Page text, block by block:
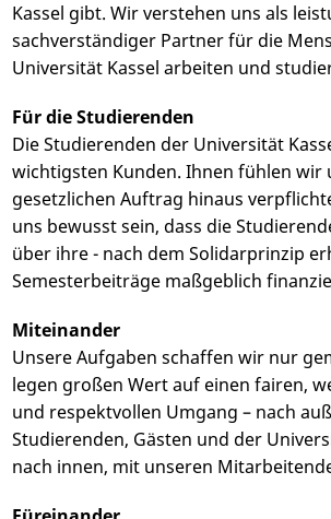
Kassel gibt. Wir verstehen uns als
sachverständiger Partner für die
Universität Kassel arbeiten und
Für die Studierenden
Die Studierenden der Universität
wichtigsten Kunden. Ihnen fühlen wir
gesetzlichen Auftrag hinaus
uns bewusst sein, dass die
über ihre - nach dem Solidarprinzip
Semesterbeiträge maßgeblich
Miteinander
Unsere Aufgaben schaffen wir nur
legen großen Wert auf einen fairen,
und respektvollen Umgang – nach
Studierenden, Gästen und der
nach innen, mit unseren